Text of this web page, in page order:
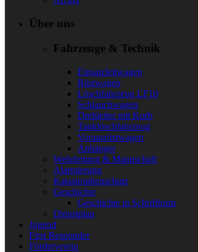
Über uns
Fahrzeuge & Technik
Einsatzleitwagen
Rüstwagen
Löschfahrzeug LF10
Schlauchwagen
Drehleiter mit Korb
Tanklöschfahrzeug
Vorausrüstwagen
Anhänger
Wehrleitung & Mannschaft
Alarmierung
Katastrophenschutz
Geschichte
Geschichte in Schriftform
Dienstplan
Jugend
First Responder
Förderverein